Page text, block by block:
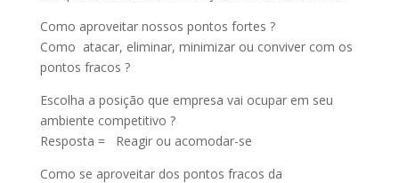
Como aproveitar nossos pontos fortes ?
Como atacar, eliminar, minimizar ou conviver com os
pontos fracos ?
Escolha a posição que empresa vai ocupar em seu
ambiente competitivo ?
Resposta = Reagir ou acomodar-se
Como se aproveitar dos pontos fracos da